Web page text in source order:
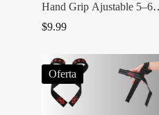
Hand Grip Ajustable 5–60
kg
$9.99
Oferta